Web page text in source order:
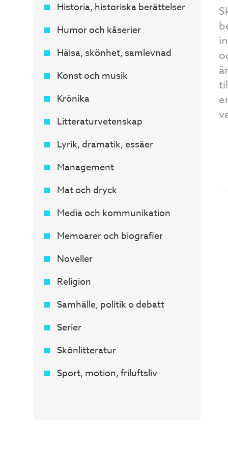
Historia, historiska berättelser
Humor och kåserier
Hälsa, skönhet, samlevnad
Konst och musik
Krönika
Litteraturvetenskap
Lyrik, dramatik, essäer
Management
Mat och dryck
Media och kommunikation
Memoarer och biografier
Noveller
Religion
Samhälle, politik o debatt
Serier
Skönlitteratur
Sport, motion, friluftsliv